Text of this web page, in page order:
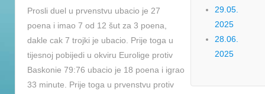
Prosli duel u prvenstvu ubacio je 27
poena i imao 7 od 12 šut za 3 poena,
dakle cak 7 trojki je ubacio. Prije toga u
tijesnoj pobijedi u okviru Eurolige protiv
Baskonie 79:76 ubacio je 18 poena i igrao
33 minute. Prije toga u prvenstvu protiv
29.05.
2025
28.06.
2025